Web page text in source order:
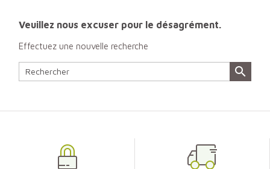
Veuillez nous excuser pour le désagrément.
Effectuez une nouvelle recherche
